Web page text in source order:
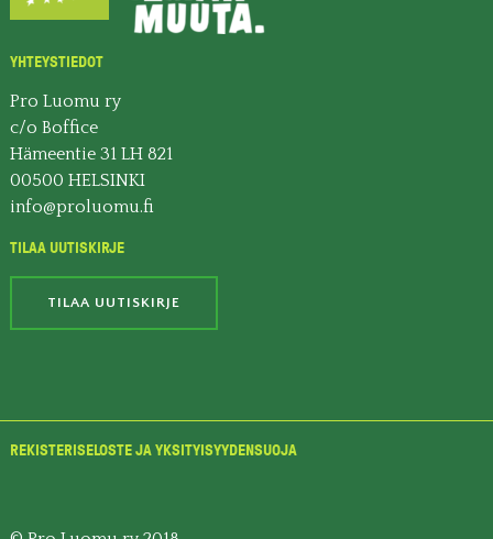
YHTEYSTIEDOT
Pro Luomu ry
c/o Boffice
Hämeentie 31 LH 821
00500 HELSINKI
info@proluomu.fi
TILAA UUTISKIRJE
TILAA UUTISKIRJE
REKISTERISELOSTE JA YKSITYISYYDENSUOJA